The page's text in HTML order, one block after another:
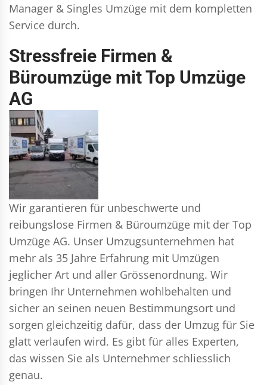
Manager & Singles Umzüge mit dem kompletten
Service durch.
Stressfreie Firmen &
Büroumzüge mit Top Umzüge
AG
Wir garantieren für unbeschwerte und
reibungslose Firmen & Büroumzüge mit der Top
Umzüge AG. Unser Umzugsunternehmen hat
mehr als 35 Jahre Erfahrung mit Umzügen
jeglicher Art und aller Grössenordnung. Wir
bringen Ihr Unternehmen wohlbehalten und
sicher an seinen neuen Bestimmungsort und
sorgen gleichzeitig dafür, dass der Umzug für Sie
glatt verlaufen wird. Es gibt für alles Experten,
das wissen Sie als Unternehmer schliesslich
genau.